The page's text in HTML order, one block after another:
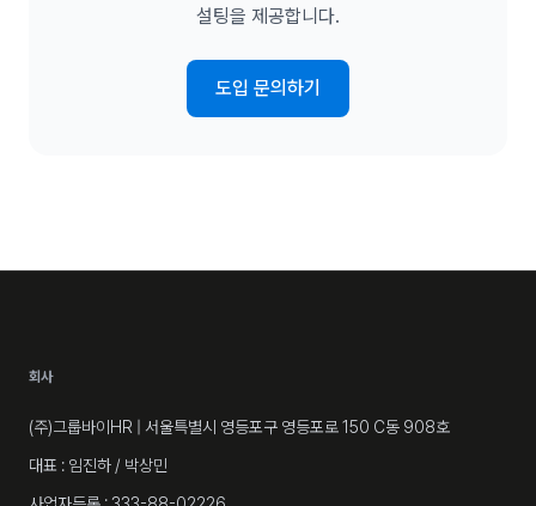
설팅을 제공합니다.
도입 문의하기
회사
(주)그룹바이HR
| 서울특별시 영등포구 영등포로 150 C동 908호
대표 : 임진하 / 박상민